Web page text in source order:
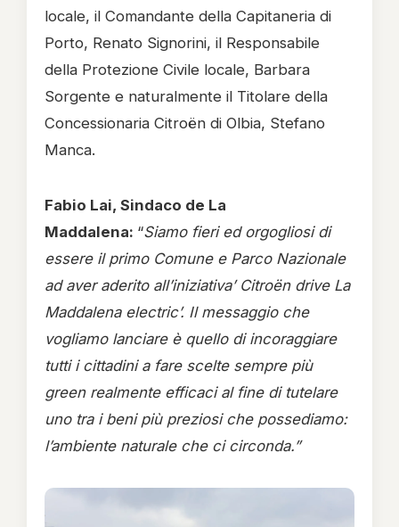
locale, il Comandante della Capitaneria di
Porto, Renato Signorini, il Responsabile
della Protezione Civile locale, Barbara
Sorgente e naturalmente il Titolare della
Concessionaria Citroën di Olbia, Stefano
Manca.
Fabio Lai, Sindaco de La
Maddalena: “Siamo fieri ed orgogliosi di
essere il primo Comune e Parco Nazionale
ad aver aderito all’iniziativa’ Citroën drive La
Maddalena electric’. Il messaggio che
vogliamo lanciare è quello di incoraggiare
tutti i cittadini a fare scelte sempre più
green realmente efficaci al fine di tutelare
uno tra i beni più preziosi che possediamo:
l’ambiente naturale che ci circonda.”